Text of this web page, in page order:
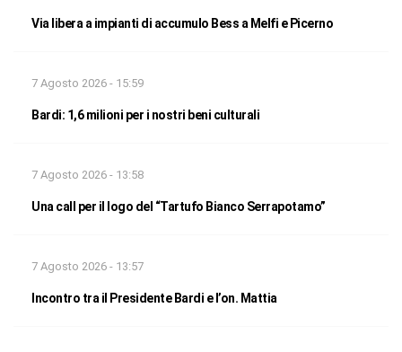
Via libera a impianti di accumulo Bess a Melfi e Picerno
7 Agosto 2026 - 15:59
Bardi: 1,6 milioni per i nostri beni culturali
7 Agosto 2026 - 13:58
Una call per il logo del “Tartufo Bianco Serrapotamo”
7 Agosto 2026 - 13:57
Incontro tra il Presidente Bardi e l’on. Mattia